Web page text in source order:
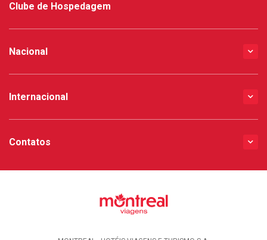
Clube de Hospedagem
Nacional
Internacional
Contatos